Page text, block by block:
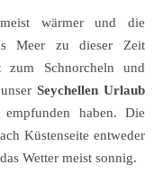
wärmer und die
Meer zu dieser Zeit
Schnorcheln und
Seychellen Urlaub
haben. Die
Küstenseite entweder
Wetter meist sonnig.